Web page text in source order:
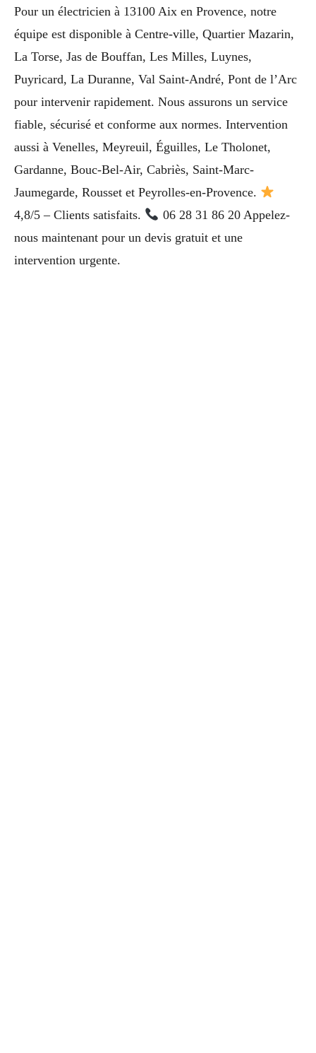
Pour un électricien à 13100 Aix en Provence, notre
équipe est disponible à Centre-ville, Quartier Mazarin,
La Torse, Jas de Bouffan, Les Milles, Luynes,
Puyricard, La Duranne, Val Saint-André, Pont de l’Arc
pour intervenir rapidement. Nous assurons un service
fiable, sécurisé et conforme aux normes. Intervention
aussi à Venelles, Meyreuil, Éguilles, Le Tholonet,
Gardanne, Bouc-Bel-Air, Cabriès, Saint-Marc-
Jaumegarde, Rousset et Peyrolles-en-Provence.
4,8/5 – Clients satisfaits.
06 28 31 86 20 Appelez-
nous maintenant pour un devis gratuit et une
intervention urgente.